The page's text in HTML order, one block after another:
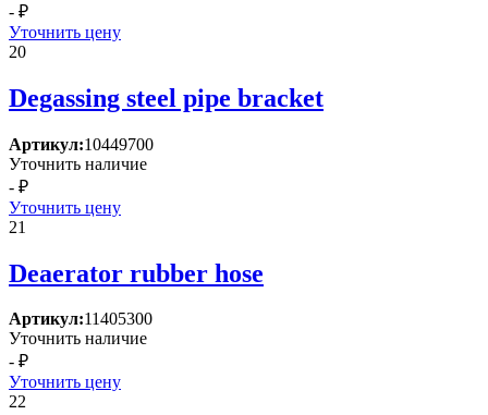
- ₽
Уточнить цену
20
Degassing steel pipe bracket
Артикул:10449700
Уточнить наличие
- ₽
Уточнить цену
21
Deaerator rubber hose
Артикул:11405300
Уточнить наличие
- ₽
Уточнить цену
22